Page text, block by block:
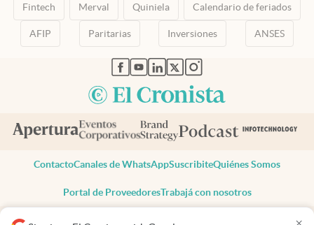
Fintech Merval Quiniela Calendario de feriados
AFIP Paritarias Inversiones ANSES
abre en nueva pestaña
abre en nueva pestaña
abre en nueva pestaña
abre en nueva pestaña
abre en nueva pestaña
ContactoCanales de WhatsAppSuscribiteQuiénes Somos
Portal de ProveedoresTrabajá con nosotros